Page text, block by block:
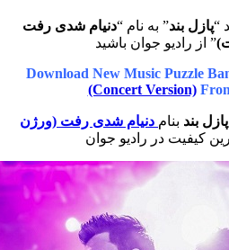
نام “ دنیام شدی رفت
باشید
Download New
(Concert
دنیام شدی رفت (ورژن
رادیو جوان